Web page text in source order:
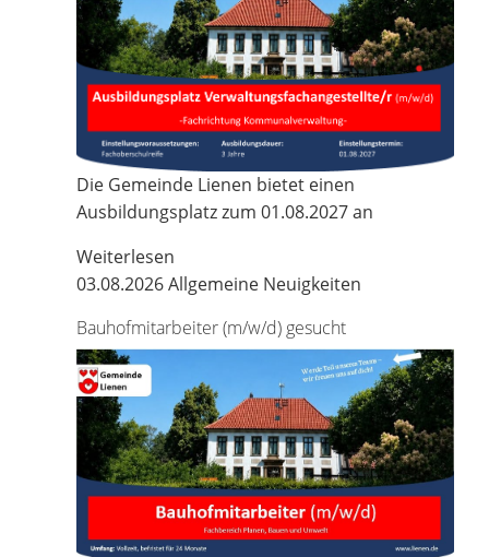
Die Gemeinde Lienen bietet einen
Ausbildungsplatz zum 01.08.2027 an
Weiterlesen
03.08.2026Allgemeine Neuigkeiten
Bauhofmitarbeiter (m/w/d) gesucht